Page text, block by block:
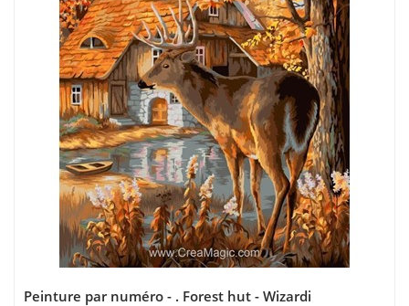
Peinture par numéro - . Forest hut - Wizardi